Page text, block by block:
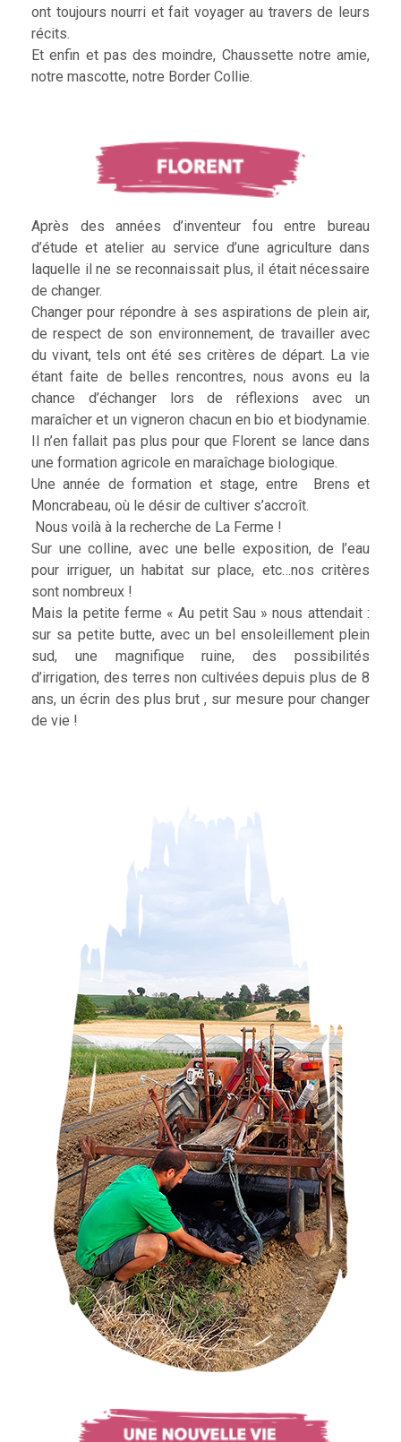
ont toujours nourri et fait voyager au travers de leurs
récits.
Et enfin et pas des moindre, Chaussette notre amie,
notre mascotte, notre Border Collie.
Après des années d’inventeur fou entre bureau
d’étude et atelier au service d’une agriculture dans
laquelle il ne se reconnaissait plus, il était nécessaire
de changer.
Changer pour répondre à ses aspirations de plein air,
de respect de son environnement, de travailler avec
du vivant, tels ont été ses critères de départ. La vie
étant faite de belles rencontres, nous avons eu la
chance d’échanger lors de réflexions avec un
maraîcher et un vigneron chacun en bio et biodynamie.
Il n’en fallait pas plus pour que Florent se lance dans
une formation agricole en maraîchage biologique.
Une année de formation et stage, entre Brens et
Moncrabeau, où le désir de cultiver s’accroît.
Nous voilà à la recherche de La Ferme !
Sur une colline, avec une belle exposition, de l’eau
pour irriguer, un habitat sur place, etc…nos critères
sont nombreux !
Mais la petite ferme « Au petit Sau » nous attendait :
sur sa petite butte, avec un bel ensoleillement plein
sud, une magnifique ruine, des possibilités
d’irrigation, des terres non cultivées depuis plus de 8
ans, un écrin des plus brut , sur mesure pour changer
de vie !